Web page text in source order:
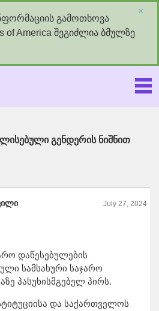
გამოთხოვა
of America შეგიძლია ბმულზე
×
გენდერის ნიშნით
July 27, 2024
დაწესებულების
სამსახური საჯარო
პასუხისმგებელ პირს.
და საქართველოს